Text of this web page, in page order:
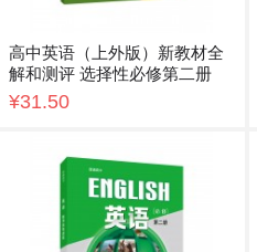
高中英语（上外版）新教材全
解和测评 选择性必修第二册
¥31.50